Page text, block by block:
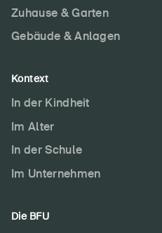
Zuhause & Garten
Gebäude & Anlagen
Kontext
In der Kindheit
Im Alter
In der Schule
Im Unternehmen
Die BFU